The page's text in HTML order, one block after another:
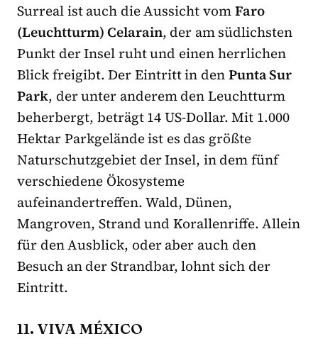
Surreal ist auch die Aussicht vomFaro
(Leuchtturm) Celarain, der am südlichsten
Punkt der Insel ruht und einen herrlichen
Blick freigibt. Der Eintritt in denPunta Sur
Park, der unter anderem den Leuchtturm
beherbergt, beträgt 14 US-Dollar. Mit 1.000
Hektar Parkgelände ist es das größte
Naturschutzgebiet der Insel, in dem fünf
verschiedene Ökosysteme
aufeinandertreffen. Wald, Dünen,
Mangroven, Strand und Korallenriffe. Allein
für den Ausblick, oder aber auch den
Besuch an der Strandbar, lohnt sich der
Eintritt.
11. VIVA MÉXICO